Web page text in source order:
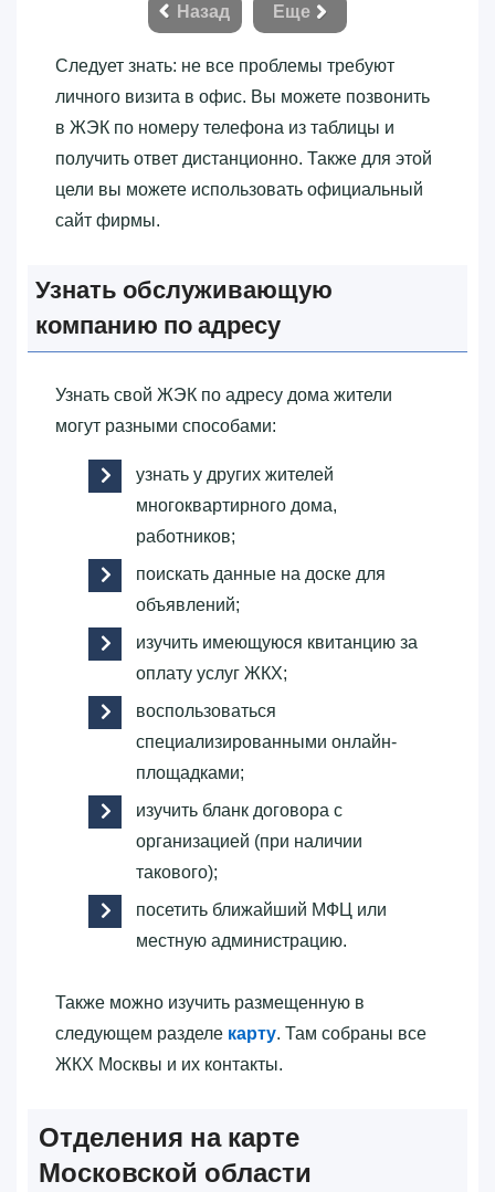
Назад
Еще
Следует знать: не все проблемы требуют
личного визита в офис. Вы можете позвонить
в ЖЭК по номеру телефона из таблицы и
получить ответ дистанционно. Также для этой
цели вы можете использовать официальный
сайт фирмы.
Узнать обслуживающую
компанию по адресу
Узнать свой ЖЭК по адресу дома жители
могут разными способами:
узнать у других жителей
многоквартирного дома,
работников;
поискать данные на доске для
объявлений;
изучить имеющуюся квитанцию за
оплату услуг ЖКХ;
воспользоваться
специализированными онлайн-
площадками;
изучить бланк договора с
организацией (при наличии
такового);
посетить ближайший МФЦ или
местную администрацию.
Также можно изучить размещенную в
следующем разделе карту. Там собраны все
ЖКХ Москвы и их контакты.
Отделения на карте
Московской области